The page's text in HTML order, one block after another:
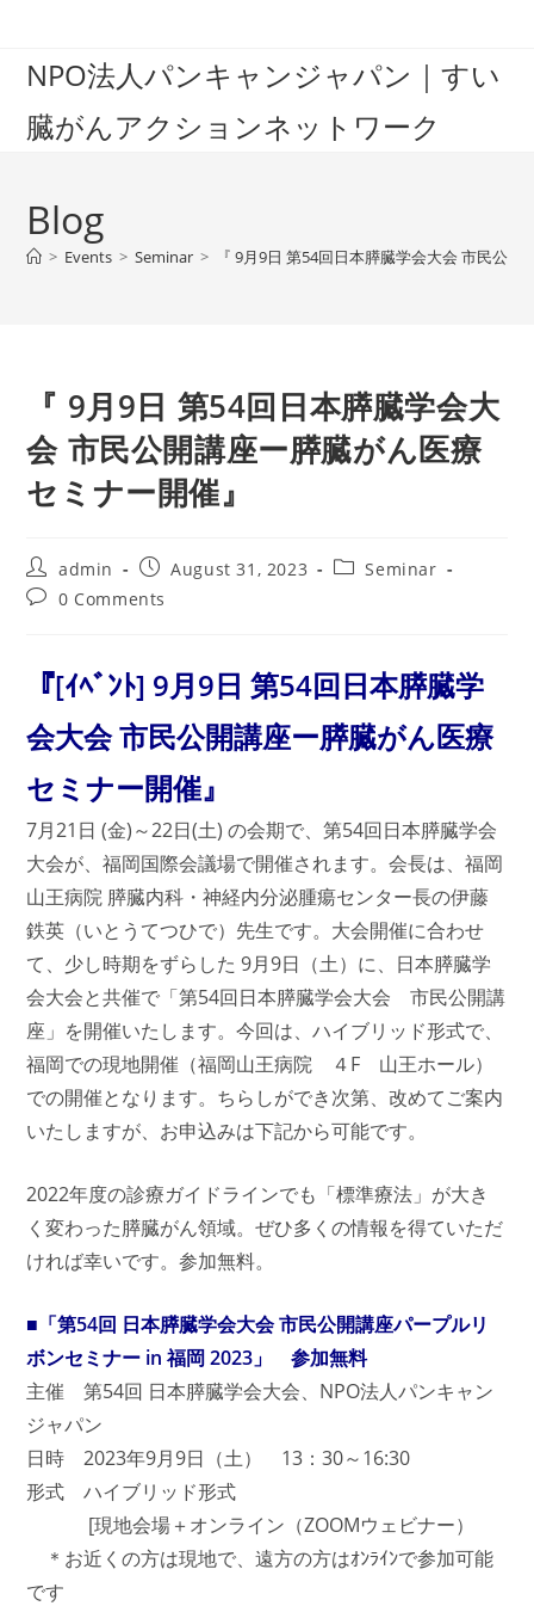
contentNPO法人パンキャンジャパン｜すい
臓がんアクションネットワーク
Blog
> Events > Seminar > 『 9月9日 第54回日本膵臓学会大会 市民公
『 9月9日 第54回日本膵臓学会大
会 市民公開講座ー膵臓がん医療
セミナー開催』
Post
author:
admin
Post
published:
August 31, 2023
PostSeminar
Post0 Comments
『[ｲﾍﾞﾝﾄ] 9月9日 第54回日本膵臓学
会大会 市民公開講座ー膵臓がん医療
セミナー開催』
7月21日 (金)～22日(土) の会期で、第54回日本膵臓学会
大会が、福岡国際会議場で開催されます。会長は、福岡
山王病院 膵臓内科・神経内分泌腫瘍センター長の伊藤
鉄英（いとうてつひで）先生です。大会開催に合わせ
て、少し時期をずらした 9月9日（土）に、日本膵臓学
会大会と共催で「第54回日本膵臓学会大会 市民公開講
座」を開催いたします。今回は、ハイブリッド形式で、
福岡での現地開催（福岡山王病院 ４F 山王ホール）
での開催となります。ちらしができ次第、改めてご案内
いたしますが、お申込みは下記から可能です。
2022年度の診療ガイドラインでも「標準療法」が大き
く変わった膵臓がん領域。ぜひ多くの情報を得ていただ
ければ幸いです。参加無料。
■「第54回 日本膵臓学会大会 市民公開講座パープルリ
ボンセミナー in 福岡 2023」 参加無料
主催 第54回 日本膵臓学会大会、NPO法人パンキャン
ジャパン
日時 2023年9月9日（土） 13：30～16:30
形式 ハイブリッド形式
[現地会場＋オンライン（ZOOMウェビナー）
＊お近くの方は現地で、遠方の方はｵﾝﾗｲﾝで参加可能
です